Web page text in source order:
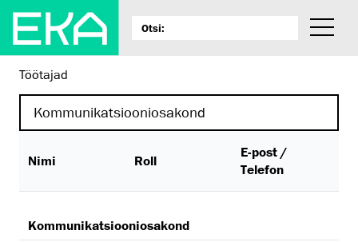
Töötajad
Nimi Roll
E-post /
Telefon
Kommunikatsiooniosakond